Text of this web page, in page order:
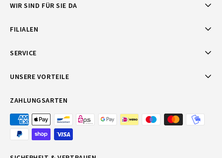
WIR SIND FÜR SIE DA
FILIALEN
SERVICE
UNSERE VORTEILE
ZAHLUNGSARTEN